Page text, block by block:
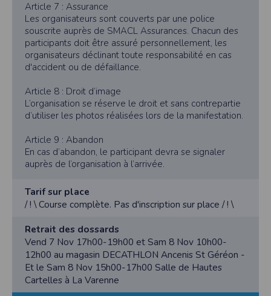
Article 7 : Assurance
Les organisateurs sont couverts par une police
souscrite auprès de SMACL Assurances. Chacun des
participants doit être assuré personnellement, les
organisateurs déclinant toute responsabilité en cas
d'accident ou de défaillance.
Article 8 : Droit d’image
L’organisation se réserve le droit et sans contrepartie
d’utiliser les photos réalisées lors de la manifestation.
Article 9 : Abandon
En cas d’abandon, le participant devra se signaler
auprès de l’organisation à l’arrivée.
Tarif sur place
/ ! \ Course complète. Pas d'inscription sur place / ! \
Retrait des dossards
Vend 7 Nov 17h00-19h00 et Sam 8 Nov 10h00-
12h00 au magasin DECATHLON Ancenis St Géréon -
Et le Sam 8 Nov 15h00-17h00 Salle de Hautes
Cartelles à La Varenne